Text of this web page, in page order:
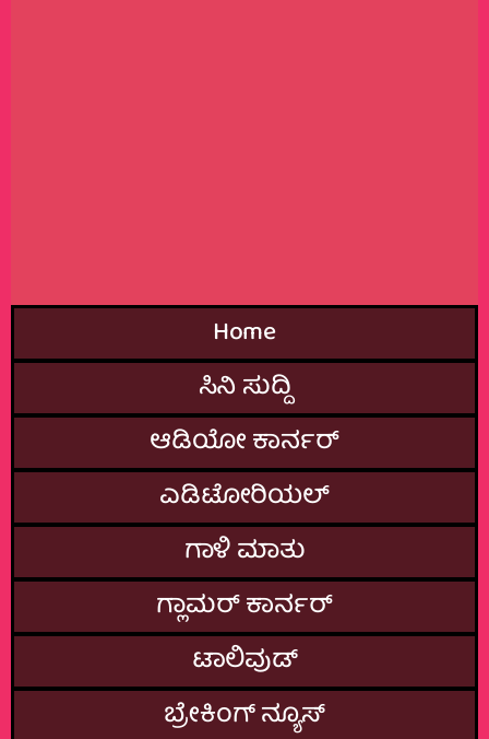
Home
ಸಿನಿ ಸುದ್ದಿ
ಆಡಿಯೋ ಕಾರ್ನರ್
ಎಡಿಟೋರಿಯಲ್
ಗಾಳಿ ಮಾತು
ಗ್ಲಾಮರ್‌ ಕಾರ್ನರ್
ಟಾಲಿವುಡ್
ಬ್ರೇಕಿಂಗ್‌ ನ್ಯೂಸ್